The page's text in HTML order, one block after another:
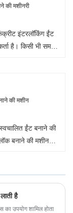
की मशीनरी
इंटरलॉकिंग ईंट
है। किसी भी समय
है।
की मशीन
ईंट बनाने की
बनाने की मशीन
है
उपयोग शामिल होता